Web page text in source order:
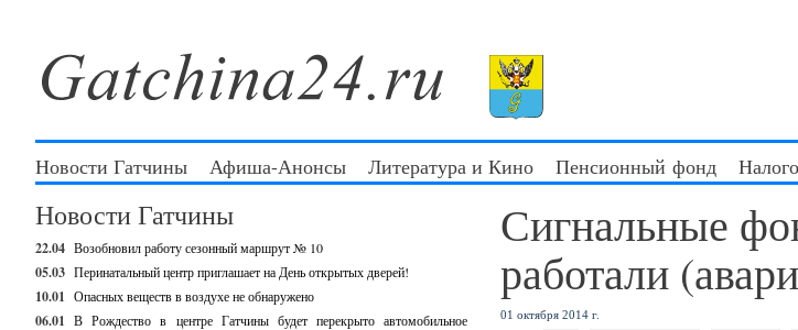
Новости Гатчины Афиша-Анонсы Литература и Кино Пенсионный фонд
Новости Гатчины
22.04 Возобновил работу сезонный маршрут № 10
05.03 Перинатальный центр приглашает на День открытых дверей!
10.01 Опасных веществ в воздухе не обнаружено
06.01 В Рождество в центре Гатчины будет перекрыто автомобильное
Сигнальные
работали
01 октября 2014 г.